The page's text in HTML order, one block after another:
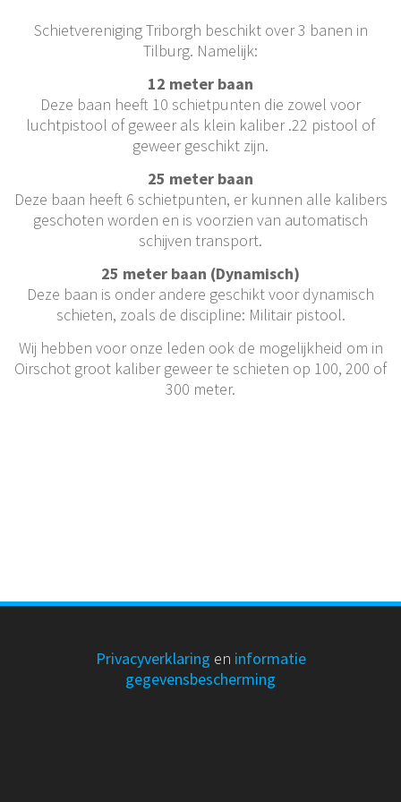
Schietvereniging Triborgh beschikt over 3 banen in
Tilburg. Namelijk:
12 meter baan
Deze baan heeft 10 schietpunten die zowel voor
luchtpistool of geweer als klein kaliber .22 pistool of
geweer geschikt zijn.
25 meter baan
Deze baan heeft 6 schietpunten, er kunnen alle kalibers
geschoten worden en is voorzien van automatisch
schijven transport.
25 meter baan (Dynamisch)
Deze baan is onder andere geschikt voor dynamisch
schieten, zoals de discipline: Militair pistool.
Wij hebben voor onze leden ook de mogelijkheid om in
Oirschot groot kaliber geweer te schieten op 100, 200 of
300 meter.
Privacyverklaring en informatie
gegevensbescherming